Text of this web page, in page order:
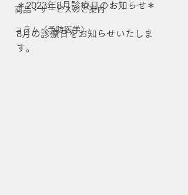
商品・サービスのご案内
コラム（予防医学）
＊2023年8月診療日のお知らせ＊
8月の診療日をお知らせいたしま
す。